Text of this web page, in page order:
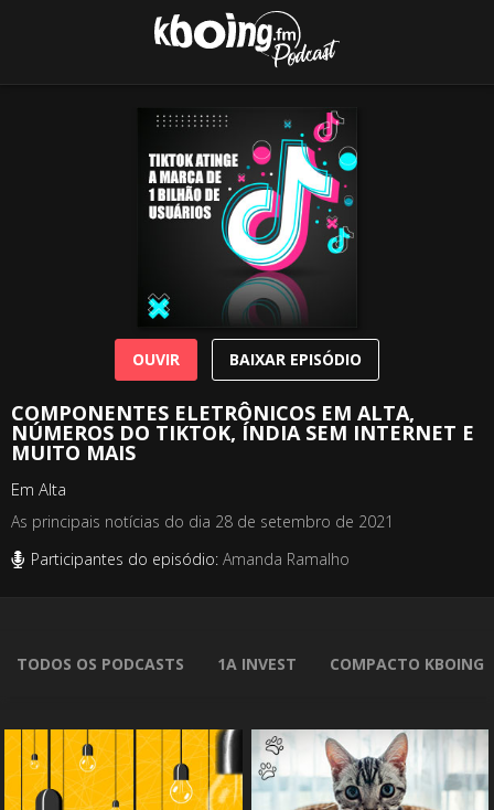
COMPONENTES ELETRÔNICOS EM ALTA,
NÚMEROS DO TIKTOK, ÍNDIA SEM INTERNET E
MUITO MAIS
Em Alta
As principais notícias do dia 28 de setembro de 2021
Participantes do episódio: Amanda Ramalho
OUVIR BAIXAR EPISÓDIO
TODOS OS PODCASTS 1A INVEST COMPACTO KBOING